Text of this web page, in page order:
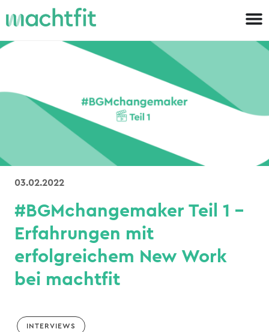
03.02.2022
#BGMchangemaker Teil 1 –
Erfahrungen mit
erfolgreichem New Work
bei machtfit
INTERVIEWS